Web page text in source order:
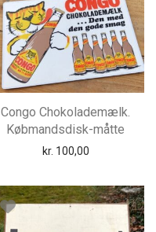
Congo Chokolademælk.
Købmandsdisk-måtte
kr. 100,00